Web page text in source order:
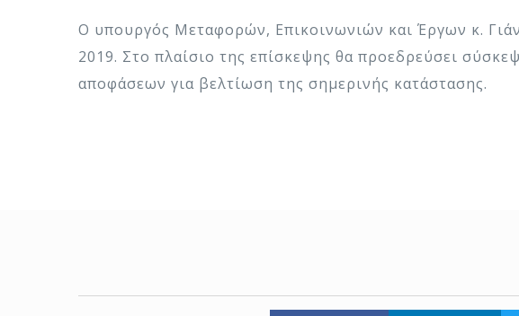
Ο υπουργός Μεταφορών, Επικοινωνιών και Έργων κ.
2019. Στο πλαίσιο της επίσκεψης θα προεδρεύσει
αποφάσεων για βελτίωση της σημερινής κατάστασης.